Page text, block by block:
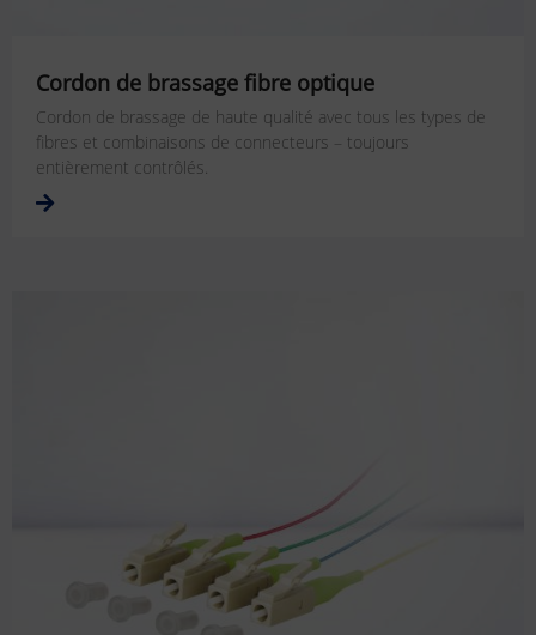
Cordon de brassage fibre optique
Cordon de brassage de haute qualité avec tous les types de
fibres et combinaisons de connecteurs – toujours
entièrement contrôlés.